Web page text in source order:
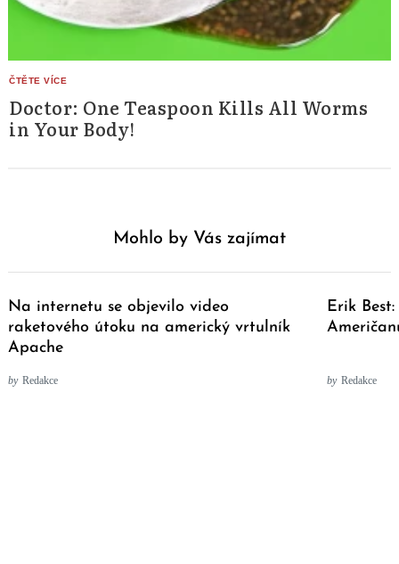
Doctor: One Teaspoon Kills All Worms
in Your Body!
Mohlo by Vás zajímat
Na internetu se objevilo video
raketového útoku na americký vrtulník
Apache
by Redakce
Erik
by Redakce